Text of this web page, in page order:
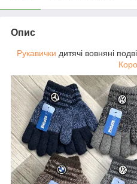
Опис
Рукавички дитячі вовняні